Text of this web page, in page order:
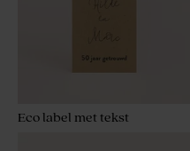
Eco label met tekst